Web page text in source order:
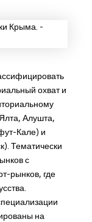
охват и
Алушта,
Кале) и
Тематически
с
рынков, где
на